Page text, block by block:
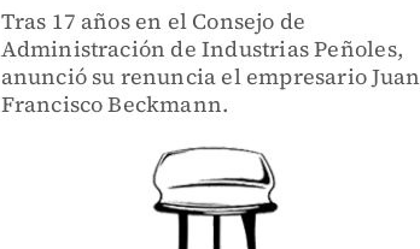
Tras 17 años en el Consejo de
Administración de Industrias Peñoles,
anunció su renuncia el empresario Juan
Francisco Beckmann.